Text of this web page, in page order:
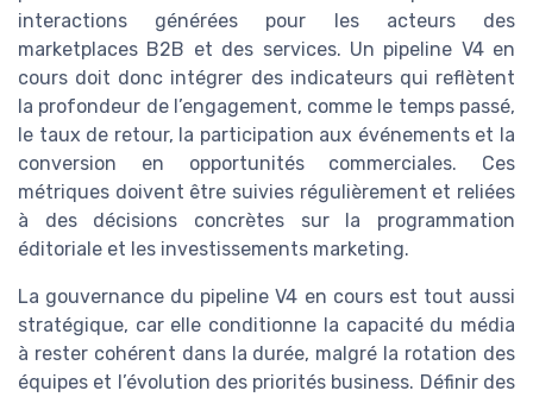
interactions générées pour les acteurs des
marketplaces B2B et des services. Un pipeline V4 en
cours doit donc intégrer des indicateurs qui reflètent
la profondeur de l’engagement, comme le temps passé,
le taux de retour, la participation aux événements et la
conversion en opportunités commerciales. Ces
métriques doivent être suivies régulièrement et reliées
à des décisions concrètes sur la programmation
éditoriale et les investissements marketing.
La gouvernance du pipeline V4 en cours est tout aussi
stratégique, car elle conditionne la capacité du média
à rester cohérent dans la durée, malgré la rotation des
équipes et l’évolution des priorités business. Définir des